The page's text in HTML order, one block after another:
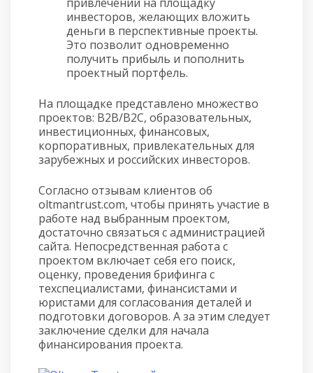
инвесторов, желающих вложить
деньги в перспективные проекты.
Это позволит одновременно
получить прибыль и пополнить
проектный портфель.
На площадке представлено множество
проектов: В2В/В2С, образовательных,
инвестиционных, финансовых,
корпоративных, привлекательных для
зарубежных и российских инвесторов.
Согласно отзывам клиентов об
oltmantrust.com, чтобы принять участие в
работе над выбранным проектом,
достаточно связаться с администрацией
сайта. Непосредственная работа с
проектом включает себя его поиск,
оценку, проведения брифинга с
техспециалистами, финансистами и
юристами для согласования деталей и
подготовки договоров. А за этим следует
заключение сделки для начала
финансирования проекта.